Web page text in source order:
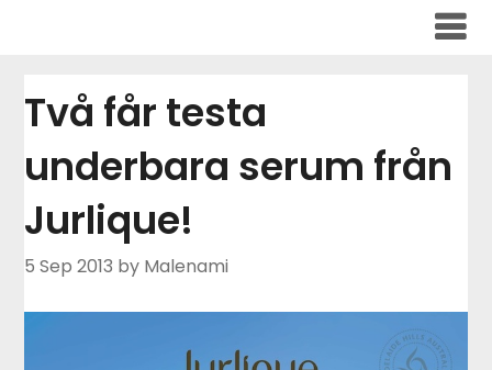
Två får testa
underbara serum från
Jurlique!
5 Sep 2013 by Malenami